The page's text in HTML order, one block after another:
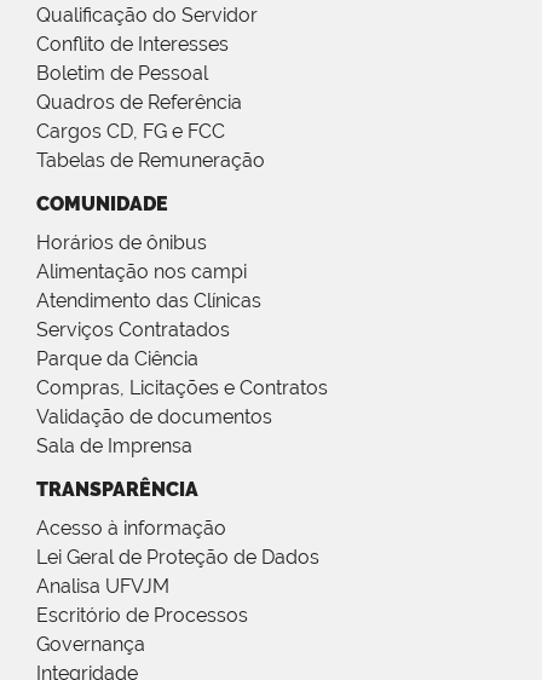
Qualificação do Servidor
Conflito de Interesses
Boletim de Pessoal
Quadros de Referência
Cargos CD, FG e FCC
Tabelas de Remuneração
COMUNIDADE
Horários de ônibus
Alimentação nos campi
Atendimento das Clínicas
Serviços Contratados
Parque da Ciência
Compras, Licitações e Contratos
Validação de documentos
Sala de Imprensa
TRANSPARÊNCIA
Acesso à informação
Lei Geral de Proteção de Dados
Analisa UFVJM
Escritório de Processos
Governança
Integridade